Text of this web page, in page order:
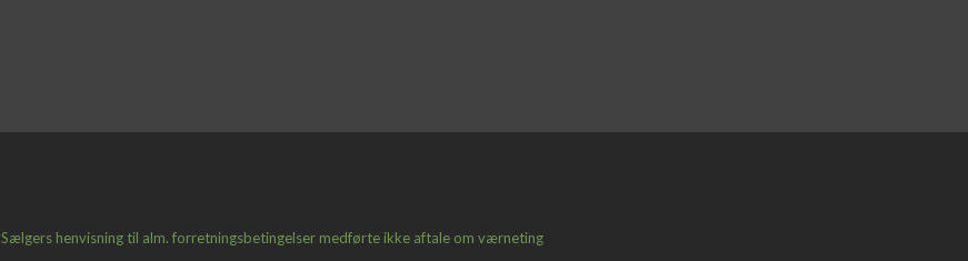
Sælgers henvisning til alm. forretningsbetingelser medførte ikke aftale om værneting